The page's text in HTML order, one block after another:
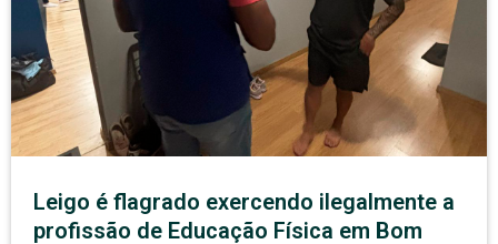
Leigo é flagrado exercendo ilegalmente a
profissão de Educação Física em Bom